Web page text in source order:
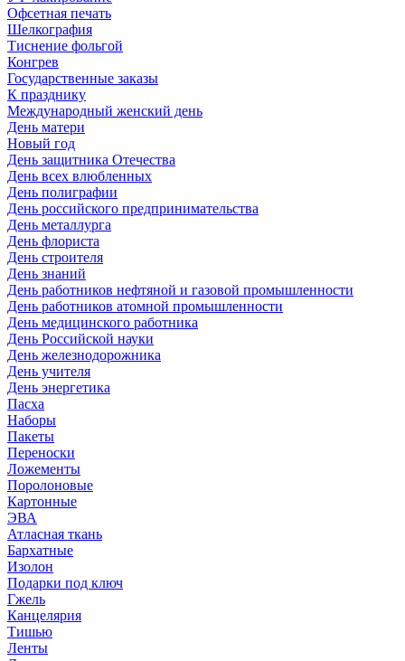
Офсетная печать
Шелкография
Тиснение фольгой
Конгрев
Государственные заказы
К празднику
Международный женский день
День матери
Новый год
День защитника Отечества
День всех влюбленных
День полиграфии
День российского предпринимательства
День металлурга
День флориста
День строителя
День знаний
День работников нефтяной и газовой промышленности
День работников атомной промышленности
День медицинского работника
День Российской науки
День железнодорожника
День учителя
День энергетика
Пасха
Наборы
Пакеты
Переноски
Ложементы
Поролоновые
Картонные
ЭВА
Атласная ткань
Бархатные
Изолон
Подарки под ключ
Гжель
Канцелярия
Тишью
Ленты